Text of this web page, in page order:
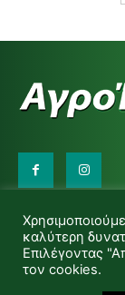
Επικοινωνήστε
d.makas@yahoo.gr
info@agrofitro.gr
Μακάς Ντίνος
καλύτερη
Επιλέγοντας
τον cookies.